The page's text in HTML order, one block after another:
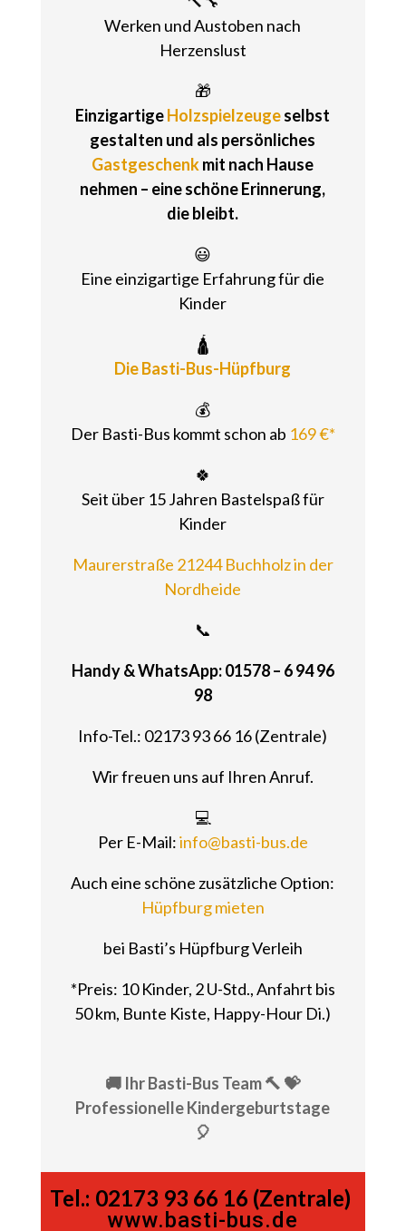
Werken und Austoben nach
Herzenslust
🎁
EinzigartigeHolzspielzeugeselbst
gestalten und als persönliches
Gastgeschenkmit nach Hause
nehmen – eine schöne Erinnerung,
die bleibt.
😃
Eine einzigartige Erfahrung für die
Kinder
🛕
Die Basti-Bus-Hüpfburg
💰
Der Basti-Bus kommt schon ab 169 €*
🍀
Seit über 15 Jahren Bastelspaß für
Kinder
Maurerstraße 21244 Buchholz in der
Nordheide
📞
Handy & WhatsApp: 01578 – 6 94 96
98
Info-Tel.: 02173 93 66 16 (Zentrale)
Wir freuen uns auf Ihren Anruf.
💻
Per E-Mail:info@basti-bus.de
Auch eine schöne zusätzliche Option:
Hüpfburg mieten
bei Basti’s Hüpfburg Verleih
*Preis: 10 Kinder, 2 U-Std., Anfahrt bis
50 km, Bunte Kiste, Happy-Hour Di.)
🚚 Ihr Basti-Bus Team 🔨 💝
Professionelle Kindergeburtstage
🎈
Tel.: 02173 93 66 16 (Zentrale)
www.basti-bus.de